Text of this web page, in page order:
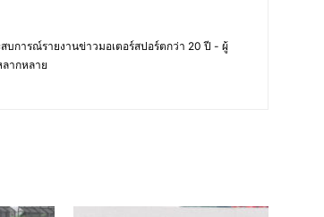
บการณ์รายงานข่าวมอเตอร์สปอร์ตกว่า 20 ปี - ผู้
ลากหลาย